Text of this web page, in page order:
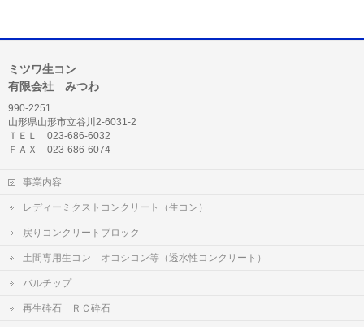
ミツワ生コン
有限会社 みつわ
990-2251
山形県山形市立谷川2-6031-2
ＴＥＬ 023-686-6032
ＦＡＸ 023-686-6074
事業内容
レディーミクストコンクリート（生コン）
戻りコンクリートブロック
土間専用生コン オコシコン等（透水性コンクリート）
バルチップ
再生砕石 ＲＣ砕石